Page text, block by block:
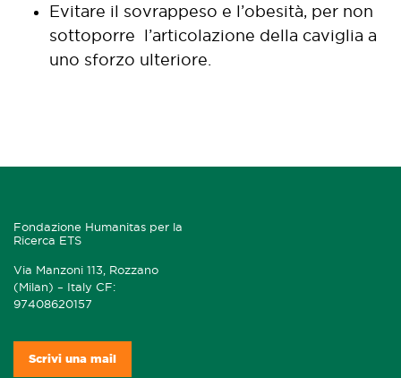
Evitare il sovrappeso e l’obesità, per non
sottoporre l’articolazione della caviglia a
uno sforzo ulteriore.
Fondazione Humanitas per la
Ricerca ETS
Via Manzoni 113, Rozzano
(Milan) – Italy CF:
97408620157
Scrivi una mail